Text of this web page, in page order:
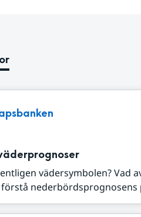
vädersymbolen? Vad
nederbördsprognosens